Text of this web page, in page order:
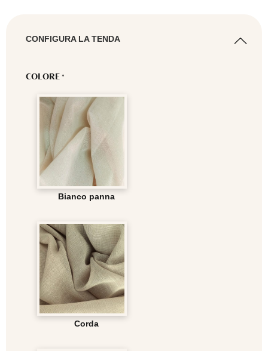
CONFIGURA LA TENDA
COLORE*
Bianco panna
Corda